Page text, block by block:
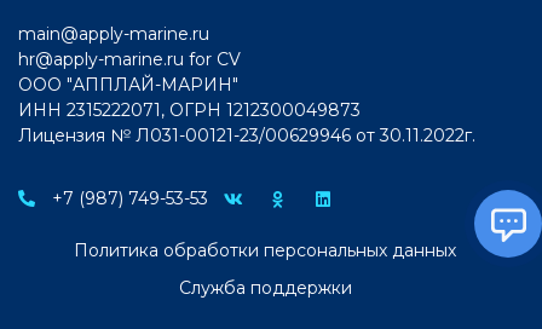
main@apply-marine.ru
hr@apply-marine.ru for CV
ООО "АППЛАЙ-МАРИН"
ИНН 2315222071, ОГРН 1212300049873
Лицензия № Л031-00121-23/00629946 от 30.11.2022г.
+7 (987) 749-53-53
Политика обработки персональных данных
Служба поддержки